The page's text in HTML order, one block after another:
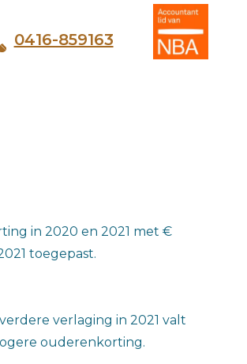
0416-859163
in 2020 en 2021 met €
toegepast.
verlaging in 2021 valt
ouderenkorting.